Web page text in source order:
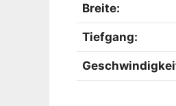
Breite:
Tiefgang: